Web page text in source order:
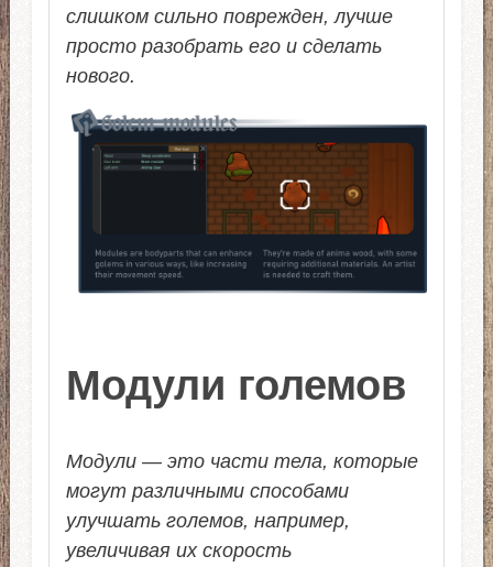
слишком сильно поврежден, лучше
просто разобрать его и сделать
нового.
Модули големов
Модули — это части тела, которые
могут различными способами
улучшать големов, например,
увеличивая их скорость